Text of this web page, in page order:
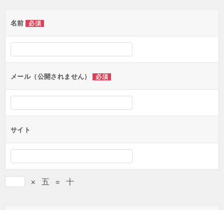
名前 必須
メール（公開されません） 必須
サイト
× 五 = 十